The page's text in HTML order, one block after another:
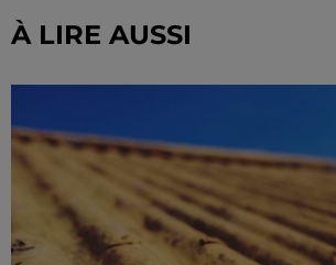
À LIRE AUSSI